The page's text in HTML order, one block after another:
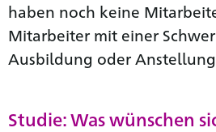
haben noch keine
Mitarbeiter mit einer
Ausbildung oder
Studie: Was wünschen